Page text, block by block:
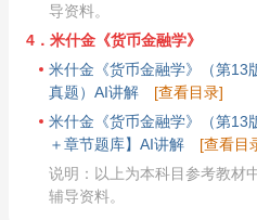
导资料。
4．米什金《货币金融学》
米什金《货币金融学》（第13
真题）AI讲解
[查看目录]
米什金《货币金融学》（第13
＋章节题库】AI讲解
[查看目
说明：以上为本科目参考教材
辅导资料。